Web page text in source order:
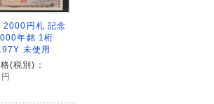
2000円札 記念
年銘 1桁
未使用
(税別)：
円